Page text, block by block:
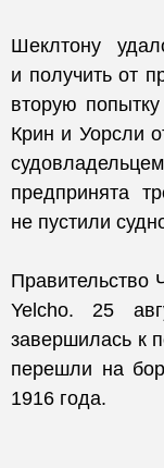
Шеклтону
и получить от
вторую
Крин и Уорсли
предпринята
не пустили
Правительство
Yelcho. 25
завершилась к
перешли на
1916 года.